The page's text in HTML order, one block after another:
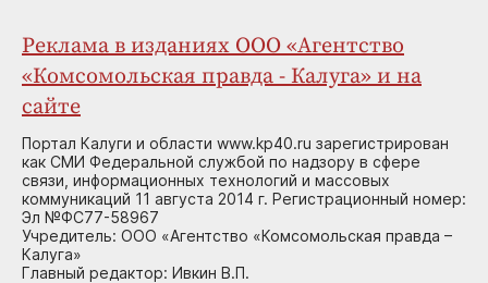
Реклама в изданиях ООО «Агентство
«Комсомольская правда - Калуга» и на
сайте
Портал Калуги и области www.kp40.ru зарегистрирован
как СМИ Федеральной службой по надзору в сфере
связи, информационных технологий и массовых
коммуникаций 11 августа 2014 г. Регистрационный номер:
Эл №ФС77-58967
Учредитель: ООО «Агентство «Комсомольская правда –
Калуга»
Главный редактор: Ивкин В.П.